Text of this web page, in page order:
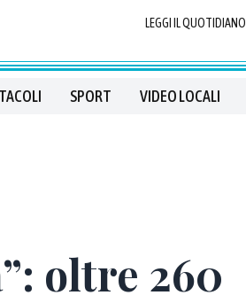
LEGGI IL QUOTIDIANO
SPORT VIDEO LOCALI
oltre 260